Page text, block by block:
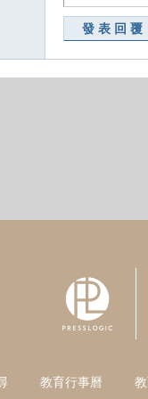
發表回覆
教育行事曆